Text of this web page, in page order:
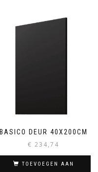
BASICO DEUR 40X200CM
€ 234,74
TOEVOEGEN AAN